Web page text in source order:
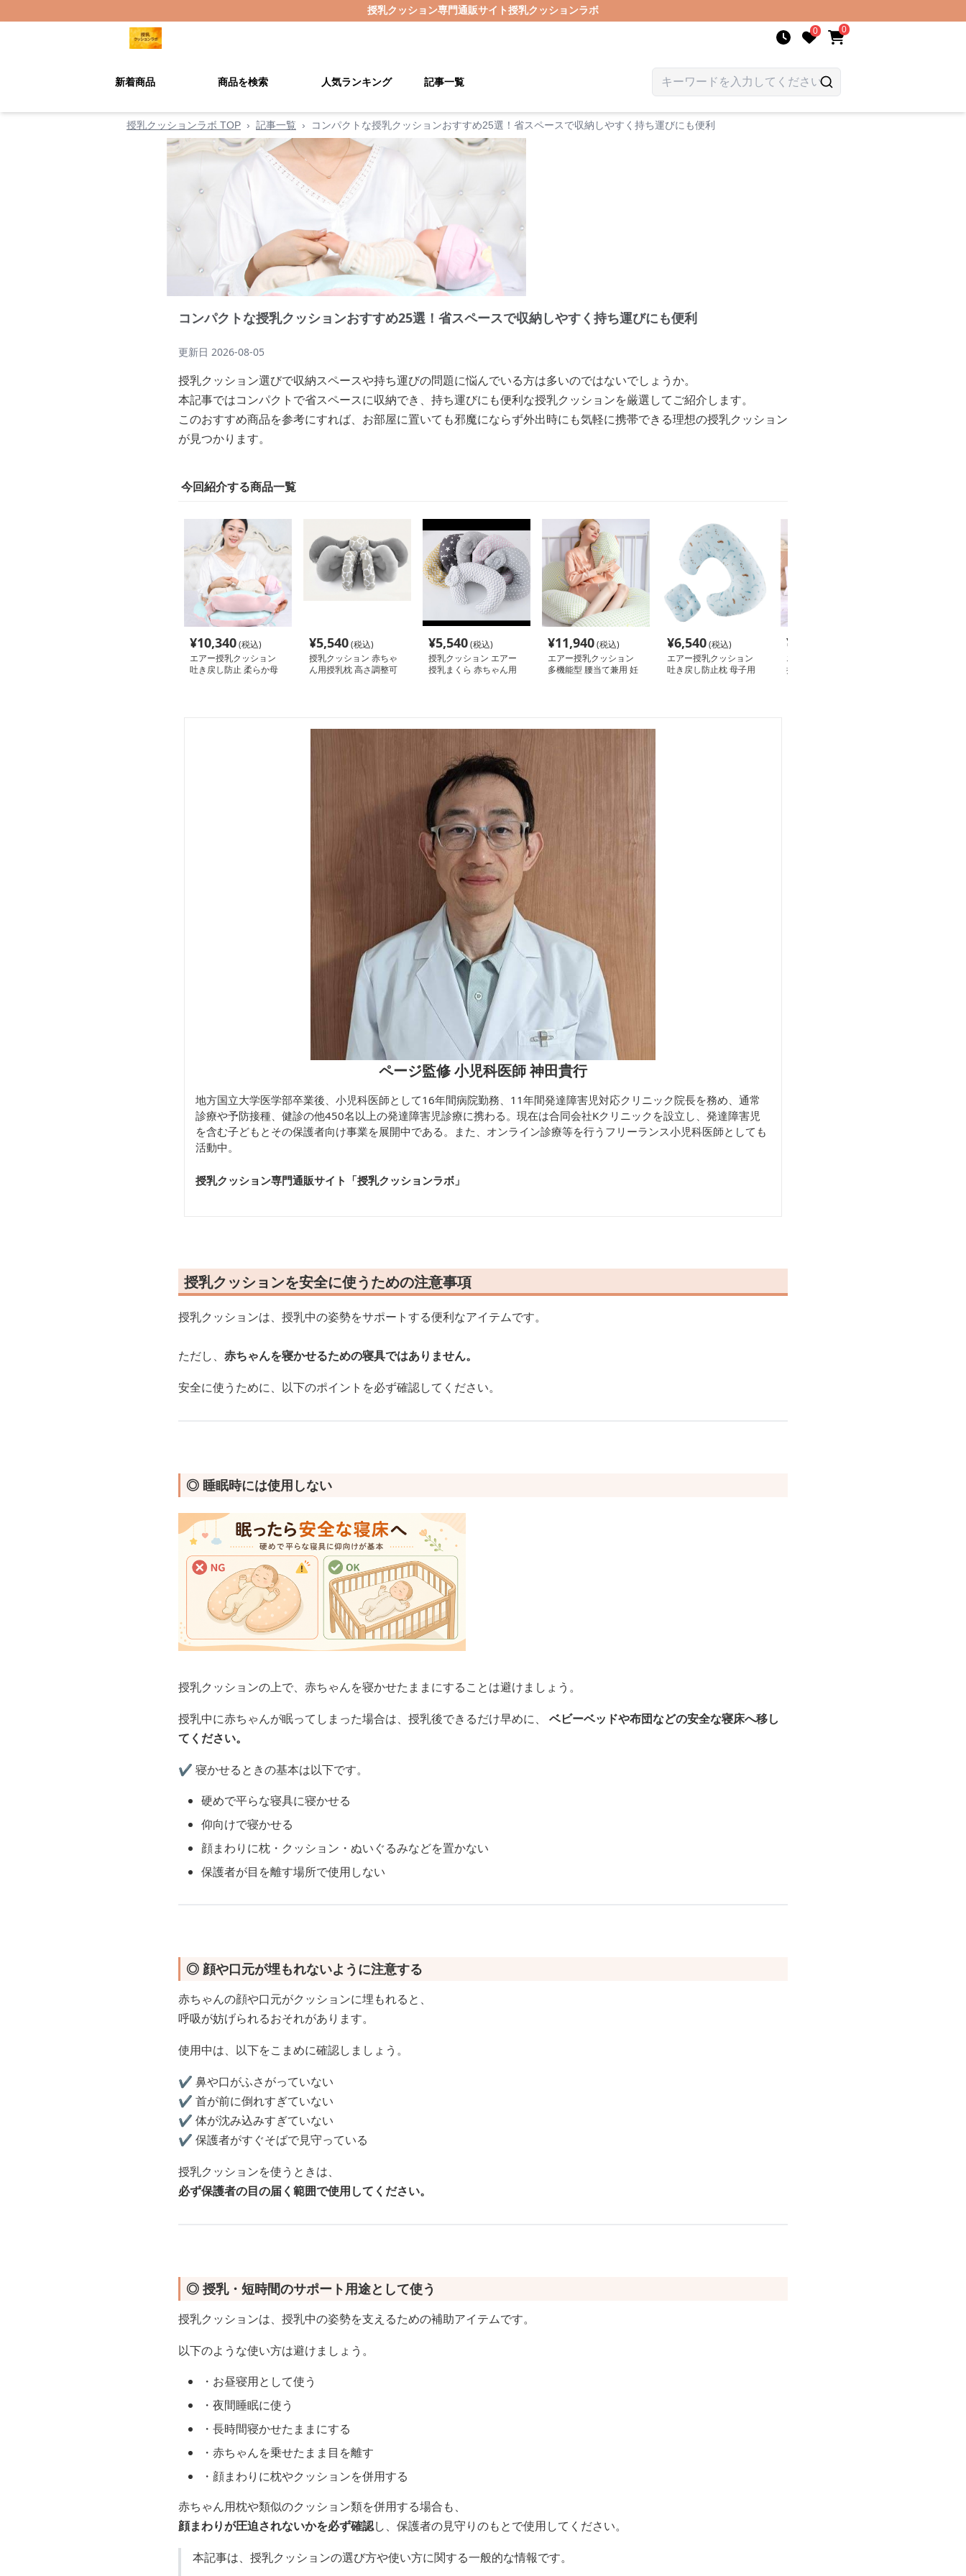
授乳クッション専門通販サイト授乳クッションラボ
0 0
新着商品 商品を検索 人気ランキング 記事一覧
授乳クッションラボ TOP › 記事一覧 › コンパクトな授乳クッションおすすめ25選！省スペースで収納しやすく持ち運びにも便利
コンパクトな授乳クッションおすすめ25選！省スペースで収納しやすく持ち運びにも便利
更新日 2026-08-05
授乳クッション選びで収納スペースや持ち運びの問題に悩んでいる方は多いのではないでしょうか。
本記事ではコンパクトで省スペースに収納でき、持ち運びにも便利な授乳クッションを厳選してご紹介します。
このおすすめ商品を参考にすれば、お部屋に置いても邪魔にならず外出時にも気軽に携帯できる理想の授乳クッション
が見つかります。
今回紹介する商品一覧
¥10,340(税込)
エアー授乳クッション
吐き戻し防止 柔らか母
¥5,540(税込)
授乳クッション 赤ちゃ
ん用授乳枕 高さ調整可
¥5,540(税込)
授乳クッション エアー
授乳まくら 赤ちゃん用
¥11,940(税込)
エアー授乳クッション
多機能型 腰当て兼用 妊
¥6,540(税込)
エアー授乳クッション
吐き戻し防止枕 母子用
¥
エアー洗える宇字型妊婦
授乳クッション横向き寝
ページ監修 小児科医師 神田貴行
地方国立大学医学部卒業後、小児科医師として16年間病院勤務、11年間発達障害児対応クリニック院長を務め、通常
診療や予防接種、健診の他450名以上の発達障害児診療に携わる。現在は合同会社Kクリニックを設立し、発達障害児
を含む子どもとその保護者向け事業を展開中である。また、オンライン診療等を行うフリーランス小児科医師としても
活動中。
授乳クッション専門通販サイト「授乳クッションラボ 」
授乳クッションを安全に使うための注意事項
授乳クッションは、授乳中の姿勢をサポートする便利なアイテムです。
ただし、 赤ちゃんを寝かせるための寝具ではありません。
安全に使うために、以下のポイントを必ず確認してください。
◎ 睡眠時には使用しない
授乳クッションの上で、赤ちゃんを寝かせたままにすることは避けましょう。
授乳中に赤ちゃんが眠ってしまった場合は、授乳後できるだけ早めに、 ベビーベッドや布団などの安全な寝床へ移し
てください。
✔️ 寝かせるときの基本は以下です。
硬めで平らな寝具に寝かせる
仰向けで寝かせる
顔まわりに枕・クッション・ぬいぐるみなどを置かない
保護者が目を離す場所で使用しない
◎ 顔や口元が埋もれないように注意する
赤ちゃんの顔や口元がクッションに埋もれると、
呼吸が妨げられるおそれがあります。
使用中は、以下をこまめに確認しましょう。
✔️ 鼻や口がふさがっていない
✔️ 首が前に倒れすぎていない
✔️ 体が沈み込みすぎていない
✔️ 保護者がすぐそばで見守っている
授乳クッションを使うときは、
必ず保護者の目の届く範囲で使用してください。
◎ 授乳・短時間のサポート用途として使う
授乳クッションは、授乳中の姿勢を支えるための補助アイテムです。
以下のような使い方は避けましょう。
・お昼寝用として使う
・夜間睡眠に使う
・長時間寝かせたままにする
・赤ちゃんを乗せたまま目を離す
・顔まわりに枕やクッションを併用する
赤ちゃん用枕や類似のクッション類を併用する場合も、
顔まわりが圧迫されないかを必ず確認し、保護者の見守りのもとで使用してください。
本記事は、授乳クッションの選び方や使い方に関する一般的な情報です。